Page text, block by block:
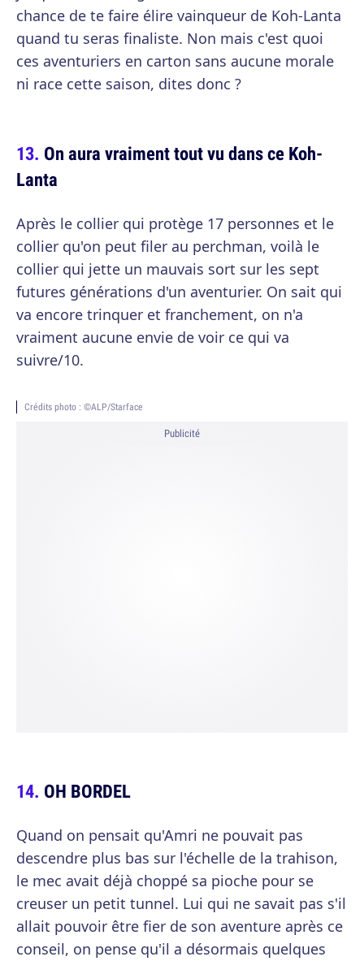
chance de te faire élire vainqueur de Koh-Lanta
quand tu seras finaliste. Non mais c'est quoi
ces aventuriers en carton sans aucune morale
ni race cette saison, dites donc ?
On aura vraiment tout vu dans ce Koh-
Lanta
Après le collier qui protège 17 personnes et le
collier qu'on peut filer au perchman, voilà le
collier qui jette un mauvais sort sur les sept
futures générations d'un aventurier. On sait qui
va encore trinquer et franchement, on n'a
vraiment aucune envie de voir ce qui va
suivre/10.
Crédits photo : ©ALP/Starface
Publicité
OH BORDEL
Quand on pensait qu'Amri ne pouvait pas
descendre plus bas sur l'échelle de la trahison,
le mec avait déjà choppé sa pioche pour se
creuser un petit tunnel. Lui qui ne savait pas s'il
allait pouvoir être fier de son aventure après ce
conseil, on pense qu'il a désormais quelques